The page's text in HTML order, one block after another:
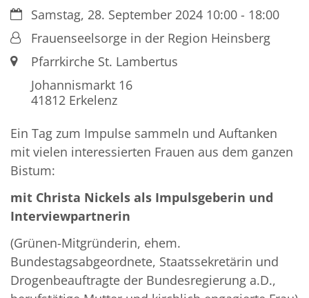
Datum:Samstag, 28. September 2024 10:00 - 18:00
Von:Frauenseelsorge in der Region Heinsberg
Ort: Pfarrkirche St. Lambertus
Johannismarkt 16
41812 Erkelenz
Ein Tag zum Impulse sammeln und Auftanken
mit vielen interessierten Frauen aus dem ganzen
Bistum:
mit Christa Nickels als Impulsgeberin und
Interviewpartnerin
(Grünen-Mitgründerin, ehem.
Bundestagsabgeordnete, Staatssekretärin und
Drogenbeauftragte der Bundesregierung a.D.,